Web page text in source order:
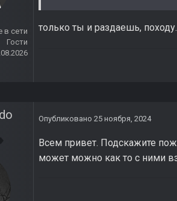
в сети
Гости
только ты и раздаешь,
Опубликовано 25 ноября, 2024
Всем привет. Подскажите
может можно как то с ними